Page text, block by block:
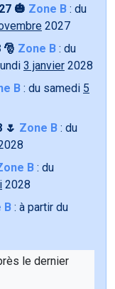
🎃 Zone B : du
2027
🎅 Zone B : du
3 janvier 2028
B : du samedi 5
🌷 Zone B : du
B : du
2028
B : à partir du
le dernier